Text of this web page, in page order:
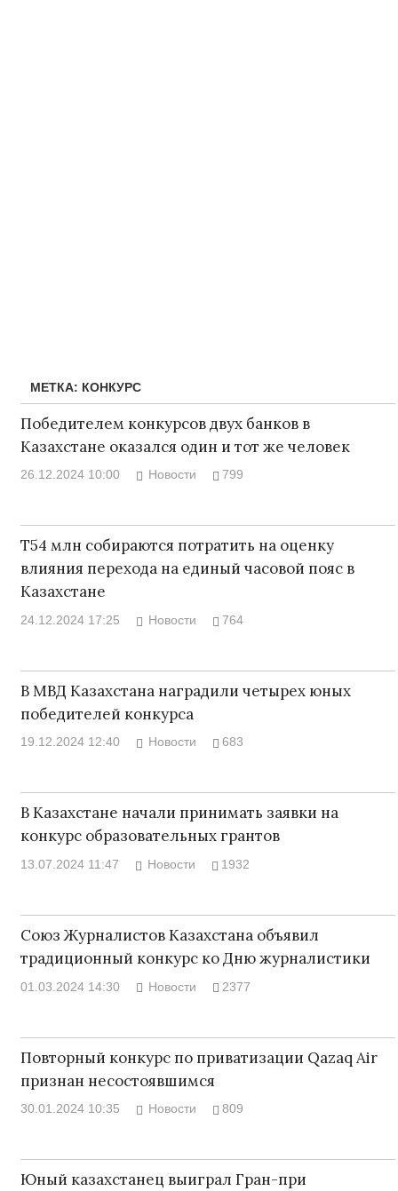
МЕТКА: КОНКУРС
Победителем конкурсов двух банков в
Казахстане оказался один и тот же человек
26.12.2024 10:00 Новости 799
Т54 млн собираются потратить на оценку
влияния перехода на единый часовой пояс в
Казахстане
24.12.2024 17:25 Новости 764
В МВД Казахстана наградили четырех юных
победителей конкурса
19.12.2024 12:40 Новости 683
В Казахстане начали принимать заявки на
конкурс образовательных грантов
13.07.2024 11:47 Новости 1932
Союз Журналистов Казахстана объявил
традиционный конкурс ко Дню журналистики
01.03.2024 14:30 Новости 2377
Повторный конкурс по приватизации Qazaq Air
признан несостоявшимся
30.01.2024 10:35 Новости 809
Юный казахстанец выиграл Гран-при